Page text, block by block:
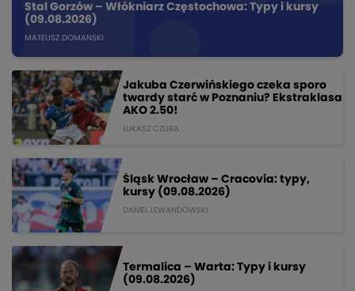
Stal Gorzów – Włókniarz Częstochowa: Typy i kursy
(09.08.2026)
MATEUSZ DOMANSKI
Jakuba Czerwińskiego czeka sporo
twardy starć w Poznaniu? Ekstraklasa
AKO 2.50!
ŁUKASZ CZUBA
Śląsk Wrocław – Cracovia: typy,
kursy (09.08.2026)
DANIEL LEWANDOWSKI
Termalica – Warta: Typy i kursy
(09.08.2026)